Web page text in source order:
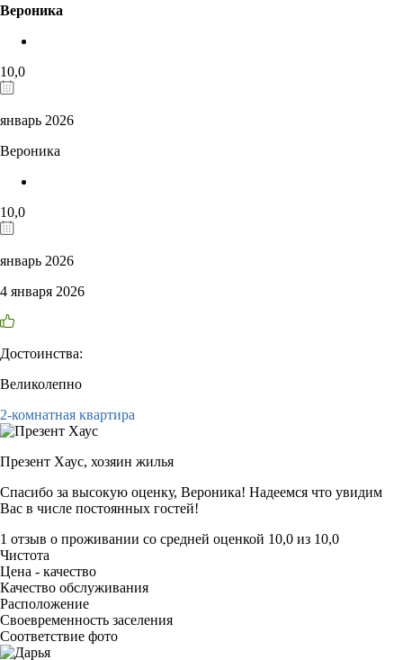
Вероника
10,0
январь 2026
Вероника
10,0
январь 2026
4 января 2026
Достоинства:
Великолепно
2-комнатная квартира
Презент Хаус, хозяин жилья
Спасибо за высокую оценку, Вероника! Надеемся что увидим
Вас в числе постоянных гостей!
1 отзыв о проживании со средней оценкой 10,0 из 10,0
Чистота
Цена - качество
Качество обслуживания
Расположение
Своевременность заселения
Соответствие фото